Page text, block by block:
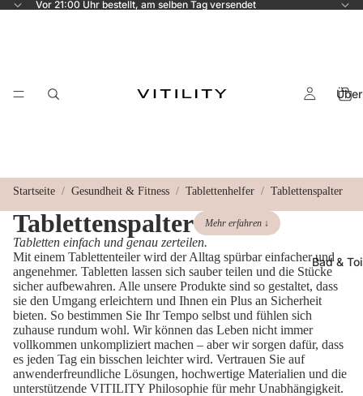
Vor 21:00 Uhr bestellt, am selben Tag versendet
Über
Bad &
Startseite Gesundheit & Fitness Tablettenhelfer Tablettenspalter
Tablettenspalter Mehr erfahren ↓
Tabletten einfach und genau zerteilen.
Mit einem Tablettenteiler wird der Alltag spürbar einfacher und
angenehmer. Tabletten lassen sich sauber teilen und die Stücke
sicher aufbewahren. Alle unsere Produkte sind so gestaltet, dass
sie den Umgang erleichtern und Ihnen ein Plus an Sicherheit
bieten. So bestimmen Sie Ihr Tempo selbst und fühlen sich
zuhause rundum wohl. Wir können das Leben nicht immer
vollkommen unkompliziert machen – aber wir sorgen dafür, dass
es jeden Tag ein bisschen leichter wird. Vertrauen Sie auf
anwenderfreundliche Lösungen, hochwertige Materialien und die
unterstützende VITILITY Philosophie für mehr Unabhängigkeit.